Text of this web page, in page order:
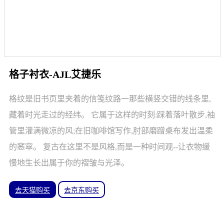
格子衬衣-AJL艾捷乐
格纹是旧书页里夹着的信笺纹路一那些横竖交错的线条里,
藏着时光走过的经纬。 它属于这样的时刻:踩着落叶散步,袖
管里灌满微凉的风;在旧咖啡馆写作,肘部磨蹭桌布发出温柔
的窸窣。 复古在这里不是风格,而是一种时间观--让衣物缓
慢地生长出属于你的褶皱与光泽。
去天猫购买 去京东购买